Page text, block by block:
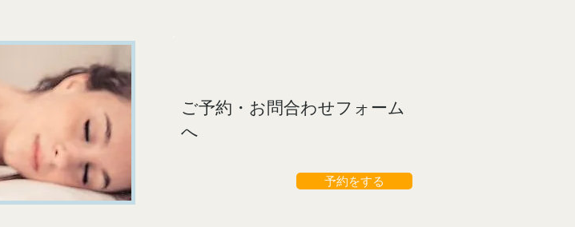
ご予約・お問合わせフォーム
へ
予約をする